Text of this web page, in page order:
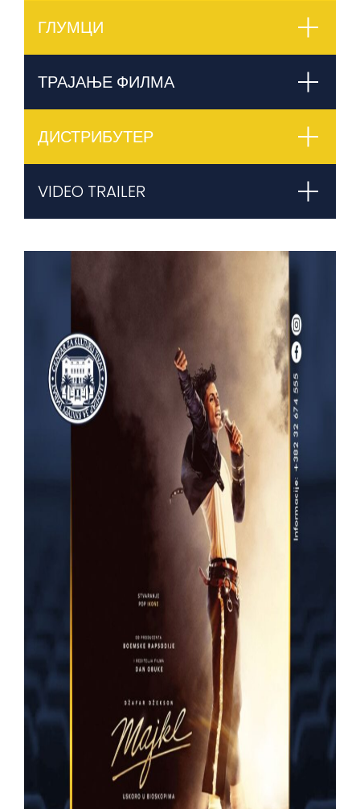
ГЛУМЦИ
ТРАЈАЊЕ ФИЛМА
ДИСТРИБУТЕР
VIDEO TRAILER